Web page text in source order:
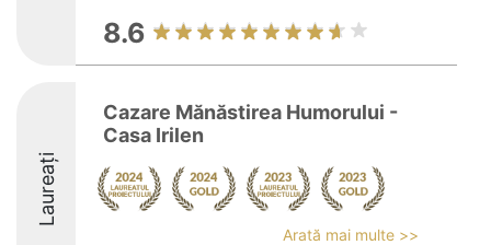
8.6
Laureați
Cazare Mănăstirea Humorului -
Casa Irilen
Arată mai multe >>